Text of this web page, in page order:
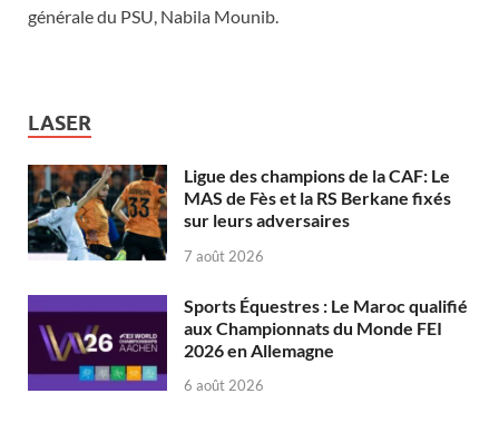
générale du PSU, Nabila Mounib.
LASER
Ligue des champions de la CAF: Le
MAS de Fès et la RS Berkane fixés
sur leurs adversaires
7 août 2026
Sports Équestres : Le Maroc qualifié
aux Championnats du Monde FEI
2026 en Allemagne
6 août 2026